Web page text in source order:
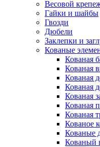
Весовой
Гайки и шайбы
Гвозди
Дюбели
Заклепки и
Кованые
Кованая
Кованая
Кованая
Кованая
Кованая
Кованая
Кованая
Кованое
Кованые
Кованый